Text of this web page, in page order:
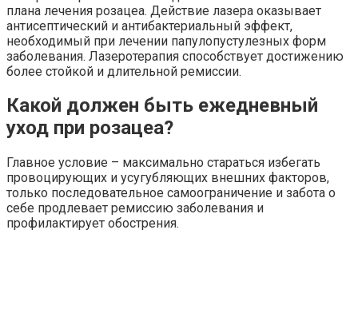
плана лечения розацеа. Действие лазера оказывает
антисептический и антибактериальный эффект,
необходимый при лечении папулопустулезных форм
заболевания. Лазеротерапия способствует достижению
более стойкой и длительной ремиссии.
Какой должен быть ежедневный
уход при розацеа?
Главное условие – максимально стараться избегать
провоцирующих и усугубляющих внешних факторов,
только последовательное самоограничение и забота о
себе продлевает ремиссию заболевания и
профилактирует обострения.